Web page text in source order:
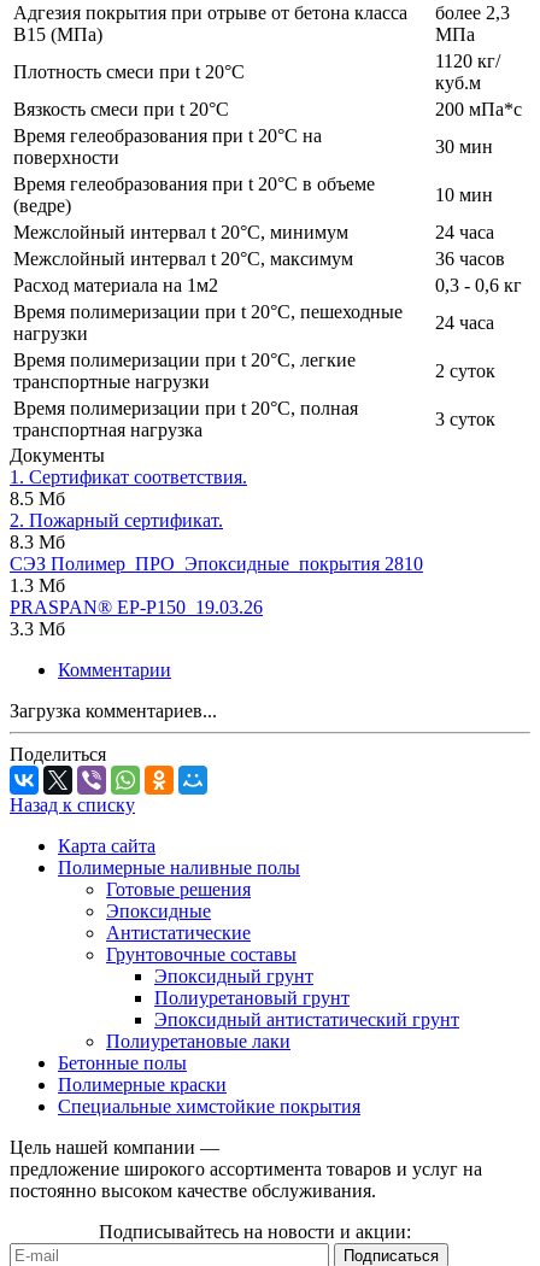
Адгезия покрытия при отрыве от бетона класса
В15 (МПа)
более 2,3
МПа
Плотность смеси при t 20°C
1120 кг/
куб.м
Вязкость смеси при t 20°С
200 мПа*с
Время гелеобразования при t 20°C на
поверхности
30 мин
Время гелеобразования при t 20°C в объеме
(ведре)
10 мин
Межслойный интервал t 20°С, минимум
24 часа
Межслойный интервал t 20°С, максимум
36 часов
Расход материала на 1м2
0,3 - 0,6 кг
Время полимеризации при t 20°C, пешеходные
нагрузки
24 часа
Время полимеризации при t 20°C, легкие
транспортные нагрузки
2 суток
Время полимеризации при t 20°C, полная
транспортная нагрузка
3 суток
Документы
1. Сертификат соответствия.
8.5 Мб
2. Пожарный сертификат.
8.3 Мб
СЭЗ Полимер_ПРО_Эпоксидные_покрытия 2810
1.3 Мб
PRASPAN® ЕP-P150_19.03.26
3.3 Мб
Комментарии
Загрузка комментариев...
Поделиться
Назад к списку
Карта сайта
Полимерные наливные полы
Готовые решения
Эпоксидные
Антистатические
Грунтовочные составы
Эпоксидный грунт
Полиуретановый грунт
Эпоксидный антистатический грунт
Полиуретановые лаки
Бетонные полы
Полимерные краски
Специальные химстойкие покрытия
Цель нашей компании —
предложение широкого ассортимента товаров и услуг на
постоянно высоком качестве обслуживания.
Подписывайтесь на новости и акции: